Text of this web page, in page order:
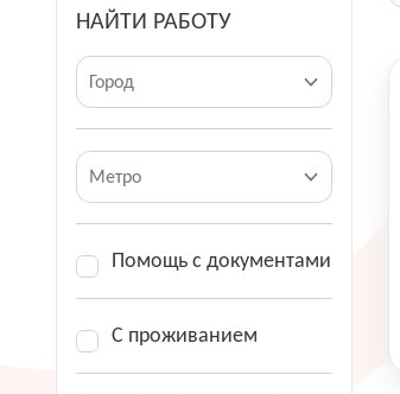
НАЙТИ РАБОТУ
Город
Метро
Помощь с документами
С проживанием